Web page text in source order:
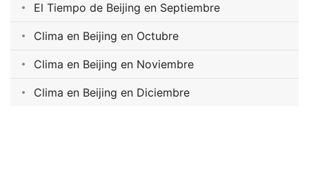
El Tiempo de Beijing en Septiembre
Clima en Beijing en Octubre
Clima en Beijing en Noviembre
Clima en Beijing en Diciembre